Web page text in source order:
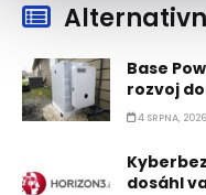
Base
rozvoj
4 SRPNA, 2026
dosáhl